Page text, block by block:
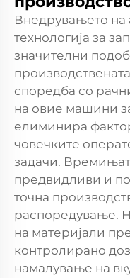
Внедрувањето на
технологија за
значителни
споредба со
на овие машини
елиминира
човечките
задачи.
предвидливи и
точна
распоредување.
на материјали
контролирано
намалување на